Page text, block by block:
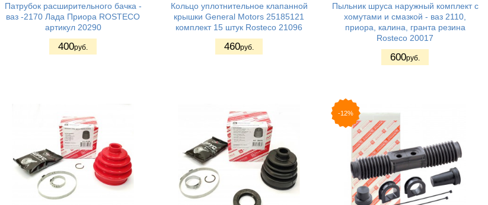
Патрубок расширительного бачка -
ваз -2170 Лада Приора ROSTECO
артикул 20290
400руб.
Кольцо уплотнительное клапанной
крышки General Motors 25185121
комплект 15 штук Rosteco 21096
460руб.
Пыльник шруса наружный комплект с
хомутами и смазкой - ваз 2110,
приора, калина, гранта резина
Rosteco 20017
600руб.
-12%